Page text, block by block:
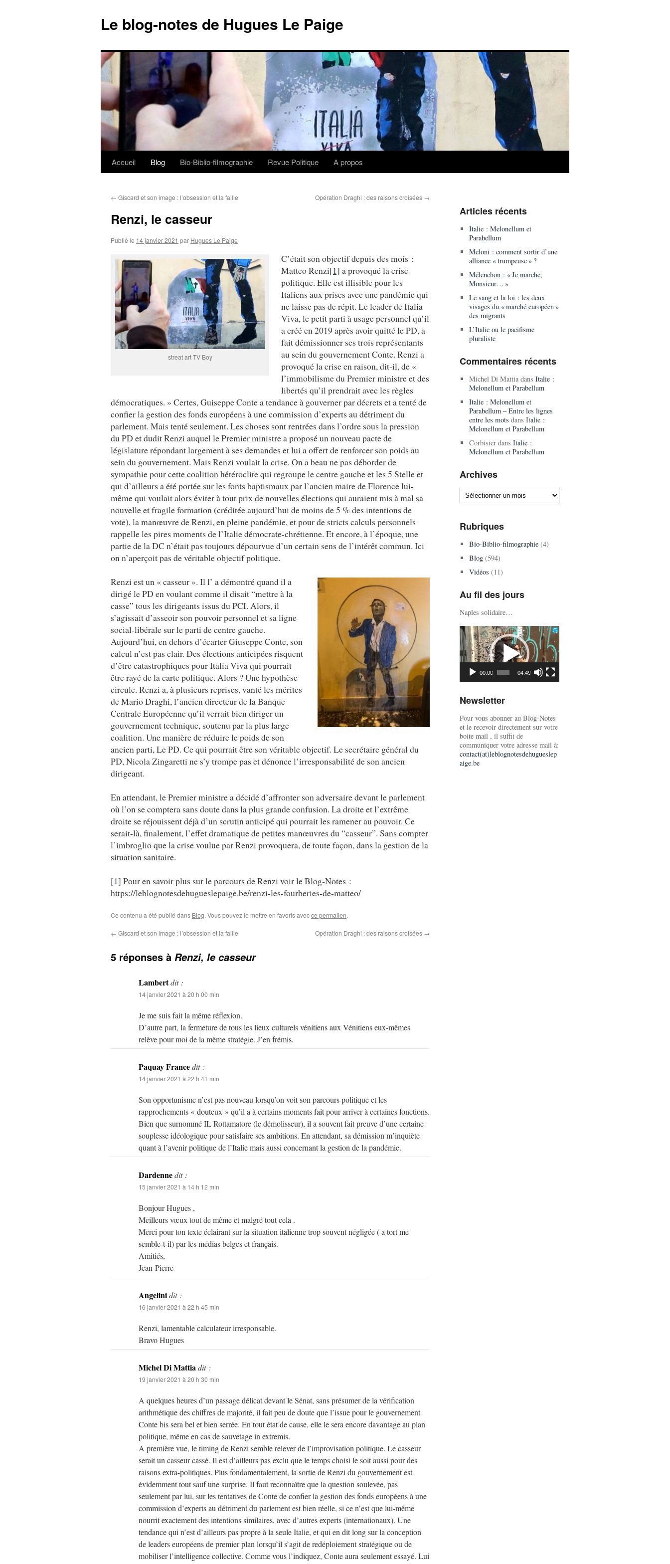
Le blog-notes de Hugues Le Paige
Aller
contenu
Accueil Blog Bio-Biblio-filmographie Revue Politique A propos
← Giscard et son image : l’obsession et la faille Opération Draghi : des raisons croisées →
Renzi, le casseur
Publié le 14 janvier 2021 par Hugues Le Paige
streat art TV Boy
C’était son objectif depuis des mois :
Matteo Renzi[1] a provoqué la crise
politique. Elle est illisible pour les
Italiens aux prises avec une pandémie qui
ne laisse pas de répit. Le leader de Italia
Viva, le petit parti à usage personnel qu’il
a créé en 2019 après avoir quitté le PD, a
fait démissionner ses trois représentants
au sein du gouvernement Conte. Renzi a
provoqué la crise en raison, dit-il, de «
l’immobilisme du Premier ministre et des
libertés qu’il prendrait avec les règles
démocratiques. » Certes, Guiseppe Conte a tendance à gouverner par décrets et a tenté de
confier la gestion des fonds européens à une commission d’experts au détriment du
parlement. Mais tenté seulement. Les choses sont rentrées dans l’ordre sous la pression
du PD et dudit Renzi auquel le Premier ministre a proposé un nouveau pacte de
législature répondant largement à ses demandes et lui a offert de renforcer son poids au
sein du gouvernement. Mais Renzi voulait la crise. On a beau ne pas déborder de
sympathie pour cette coalition hétéroclite qui regroupe le centre gauche et les 5 Stelle et
qui d’ailleurs a été portée sur les fonts baptismaux par l’ancien maire de Florence lui-
même qui voulait alors éviter à tout prix de nouvelles élections qui auraient mis à mal sa
nouvelle et fragile formation (créditée aujourd’hui de moins de 5 % des intentions de
vote), la manœuvre de Renzi, en pleine pandémie, et pour de stricts calculs personnels
rappelle les pires moments de l’Italie démocrate-chrétienne. Et encore, à l’époque, une
partie de la DC n’était pas toujours dépourvue d’un certain sens de l’intérêt commun. Ici
on n’aperçoit pas de véritable objectif politique.
Renzi est un « casseur ». Il l’ a démontré quand il a
dirigé le PD en voulant comme il disait “mettre à la
casse” tous les dirigeants issus du PCI. Alors, il
s’agissait d’asseoir son pouvoir personnel et sa ligne
social-libérale sur le parti de centre gauche.
Aujourd’hui, en dehors d’écarter Giuseppe Conte, son
calcul n’est pas clair. Des élections anticipées risquent
d’être catastrophiques pour Italia Viva qui pourrait
être rayé de la carte politique. Alors ? Une hypothèse
circule. Renzi a, à plusieurs reprises, vanté les mérites
de Mario Draghi, l’ancien directeur de la Banque
Centrale Européenne qu’il verrait bien diriger un
gouvernement technique, soutenu par la plus large
coalition. Une manière de réduire le poids de son
ancien parti, Le PD. Ce qui pourrait être son véritable objectif. Le secrétaire général du
PD, Nicola Zingaretti ne s’y trompe pas et dénonce l’irresponsabilité de son ancien
dirigeant.
En attendant, le Premier ministre a décidé d’affronter son adversaire devant le parlement
où l’on se comptera sans doute dans la plus grande confusion. La droite et l’extrême
droite se réjouissent déjà d’un scrutin anticipé qui pourrait les ramener au pouvoir. Ce
serait-là, finalement, l’effet dramatique de petites manœuvres du “casseur”. Sans compter
l’imbroglio que la crise voulue par Renzi provoquera, de toute façon, dans la gestion de la
situation sanitaire.
[1] Pour en savoir plus sur le parcours de Renzi voir le Blog-Notes :
https://leblognotesdehugueslepaige.be/renzi-les-fourberies-de-matteo/
Ce contenu a été publié dans Blog. Vous pouvez le mettre en favoris avecce permalien.
← Giscard et son image : l’obsession et la faille Opération Draghi : des raisons croisées →
5 réponses à Renzi, le casseur
Lambertdit :
14 janvier 2021 à 20 h 00 min
Je me suis fait la même réflexion.
D’autre part, la fermeture de tous les lieux culturels vénitiens aux Vénitiens eux-mêmes
relève pour moi de la même stratégie. J’en frémis.
Paquay Francedit :
14 janvier 2021 à 22 h 41 min
Son opportunisme n’est pas nouveau lorsqu’on voit son parcours politique et les
rapprochements « douteux » qu’il a à certains moments fait pour arriver à certaines fonctions.
Bien que surnommé IL Rottamatore (le démolisseur), il a souvent fait preuve d’une certaine
souplesse idéologique pour satisfaire ses ambitions. En attendant, sa démission m’inquiète
quant à l’avenir politique de l’Italie mais aussi concernant la gestion de la pandémie.
Dardennedit :
15 janvier 2021 à 14 h 12 min
Bonjour Hugues ,
Meilleurs vœux tout de même et malgré tout cela .
Merci pour ton texte éclairant sur la situation italienne trop souvent négligée ( a tort me
semble-t-il) par les médias belges et français.
Amitiés,
Jean-Pierre
Angelinidit :
16 janvier 2021 à 22 h 45 min
Renzi, lamentable calculateur irresponsable.
Bravo Hugues
Michel Di Mattiadit :
19 janvier 2021 à 20 h 30 min
A quelques heures d’un passage délicat devant le Sénat, sans présumer de la vérification
arithmétique des chiffres de majorité, il fait peu de doute que l’issue pour le gouvernement
Conte bis sera bel et bien serrée. En tout état de cause, elle le sera encore davantage au plan
politique, même en cas de sauvetage in extremis.
A première vue, le timing de Renzi semble relever de l’improvisation politique. Le casseur
serait un casseur cassé. Il est d’ailleurs pas exclu que le temps choisi le soit aussi pour des
raisons extra-politiques. Plus fondamentalement, la sortie de Renzi du gouvernement est
évidemment tout sauf une surprise. Il faut reconnaître que la question soulevée, pas
seulement par lui, sur les tentatives de Conte de confier la gestion des fonds européens à une
commission d’experts au détriment du parlement est bien réelle, si ce n’est que lui-même
nourrit exactement des intentions similaires, avec d’autres experts (internationaux). Une
tendance qui n’est d’ailleurs pas propre à la seule Italie, et qui en dit long sur la conception
de leaders européens de premier plan lorsqu’il s’agit de redéploiement stratégique ou de
mobiliser l’intelligence collective. Comme vous l’indiquez, Conte aura seulement essayé. Lui
Articles récents
Italie : Melonellum et
Parabellum
Meloni : comment sortir d’une
alliance « trumpeuse » ?
Mélenchon : « Je marche,
Monsieur… »
Le sang et la loi : les deux
visages du « marché européen »
des migrants
L’Italie ou le pacifisme
pluraliste
Commentaires récents
Michel Di Mattiadans Italie :
Melonellum et Parabellum
Italie : Melonellum et
Parabellum – Entre les lignes
entre les mots dans Italie :
Melonellum et Parabellum
Corbisierdans Italie :
Melonellum et Parabellum
Archives
Archives
Rubriques
Bio-Biblio-filmographie(4)
Blog(594)
Vidéos (11)
Au fil des jours
Naples solidaire…
Lecteur
vidéo
00:00 04:49
Newsletter
Pour vous abonner au Blog-Notes
et le recevoir directement sur votre
boite mail , il suffit de
communiquer votre adresse mail à:
contact(at)leblognotesdehugueslep
aige.be